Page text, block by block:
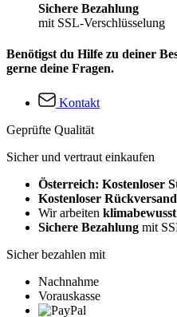
Sichere Bezahlung
mit SSL-Verschlüsselung
Benötigst du Hilfe zu deiner
gerne deine Fragen.
Kontakt
Geprüfte Qualität
Sicher und vertraut einkaufen
Österreich: Kostenloser
Kostenloser Rückversand
Wir arbeiten klimabewusst
Sichere Bezahlung mit
Sicher bezahlen mit
Nachnahme
Vorauskasse